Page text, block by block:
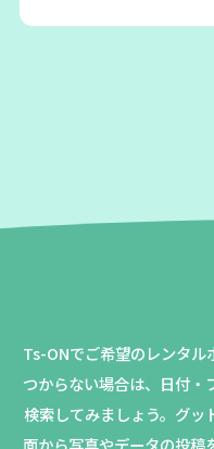
Ts-ONでご希望のレンタル
つからない場合は、日付・
検索してみましょう。 グッ
面から写真やデータの投稿